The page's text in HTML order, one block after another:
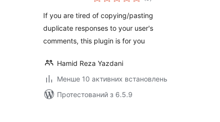
If you are tired of copying/pasting
duplicate responses to your user's
comments, this plugin is for you
Hamid Reza Yazdani
Менше 10 активних встановлень
Протестований з 6.5.9